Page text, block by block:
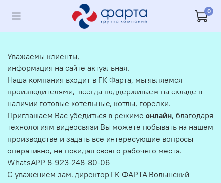
0
Уважаемы клиенты,
информация на сайте актуальная.
Наша компания входит в ГК Фарта, мы являемся
производителями, всегда поддерживаем на складе в
наличии готовые котельные, котлы, горелки.
Приглашаем Вас убедиться в режиме онлайн, благодаря
технологиям видеосвязи Вы можете побывать на нашем
производстве и задать все интересующие вопросы
оперативно, не покидая своего рабочего места.
WhatsAPP 8-923-248-80-06
С уважением зам. директор ГК ФАРТА Волынский